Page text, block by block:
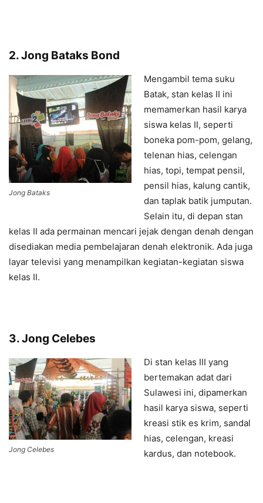
2. Jong Bataks Bond
Jong Bataks
Mengambil tema suku
Batak, stan kelas II ini
memamerkan hasil karya
siswa kelas II, seperti
boneka pom-pom, gelang,
telenan hias, celengan
hias, topi, tempat pensil,
pensil hias, kalung cantik,
dan taplak batik jumputan.
Selain itu, di depan stan
kelas II ada permainan mencari jejak dengan denah dengan
disediakan media pembelajaran denah elektronik. Ada juga
layar televisi yang menampilkan kegiatan-kegiatan siswa
kelas II.
3. Jong Celebes
Jong Celebes
Di stan kelas III yang
bertemakan adat dari
Sulawesi ini, dipamerkan
hasil karya siswa, seperti
kreasi stik es krim, sandal
hias, celengan, kreasi
kardus, dan notebook.